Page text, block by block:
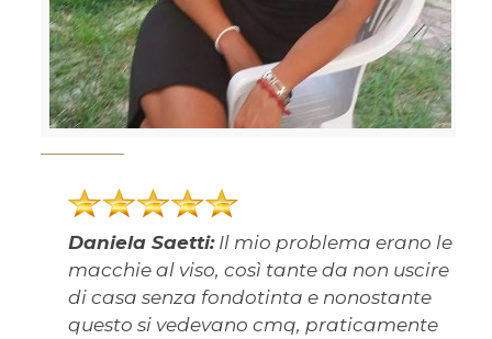
Daniela Saetti:Il mio problema erano le
macchie al viso, così tante da non uscire
di casa senza fondotinta e nonostante
questo si vedevano cmq, praticamente